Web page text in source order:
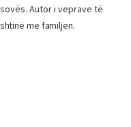
Autor i veprave të
me familjen.